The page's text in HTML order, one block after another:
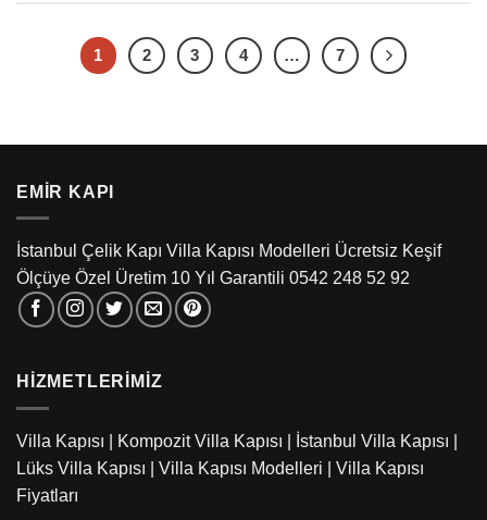
1 2 3 4 … 7
EMIR KAPI
İstanbul Çelik Kapı Villa Kapısı Modelleri Ücretsiz Keşif
Ölçüye Özel Üretim 10 Yıl Garantili 0542 248 52 92
HIZMETLERIMIZ
Villa Kapısı Kompozit Villa Kapısı İstanbul Villa Kapısı
Lüks Villa Kapısı
Villa Kapısı Modelleri
Villa Kapısı
Fiyatları